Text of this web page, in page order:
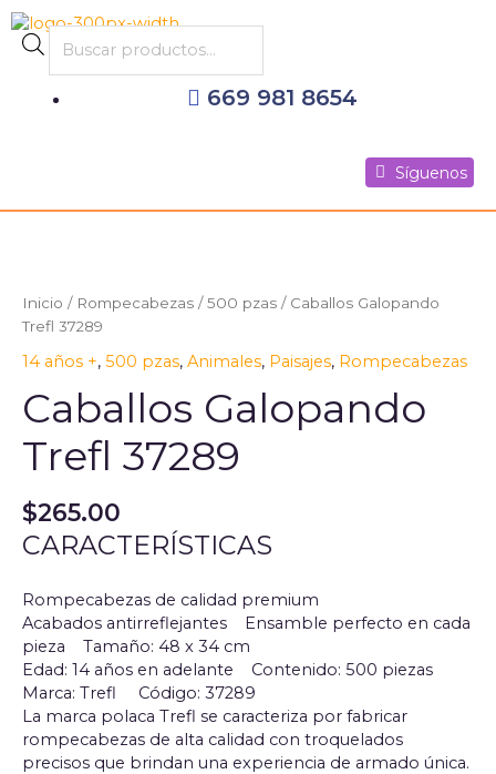
al
contenido
Products
search
669 981 8654
Síguenos
Inicio / Rompecabezas /500 pzas / Caballos Galopando
Trefl 37289
14 años +, 500 pzas, Animales, Paisajes, Rompecabezas
Caballos Galopando
Trefl 37289
$265.00
CARACTERÍSTICAS
Rompecabezas de calidad premium
Acabados antirreflejantes Ensamble perfecto en cada
pieza Tamaño: 48 x 34 cm
Edad: 14 años en adelante Contenido: 500 piezas
Marca: Trefl Código: 37289
La marca polaca Trefl se caracteriza por fabricar
rompecabezas de alta calidad con troquelados
precisos que brindan una experiencia de armado única.
Trefl
37289